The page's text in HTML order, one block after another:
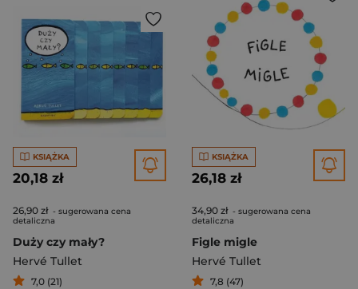
KSIĄŻKA
20,18 zł
26,90 zł - sugerowana cena
detaliczna
Duży czy mały?
Hervé Tullet
7,0 (21)
KSIĄŻKA
26,18 zł
34,90 zł - sugerowana cena
detaliczna
Figle migle
Hervé Tullet
7,8 (47)